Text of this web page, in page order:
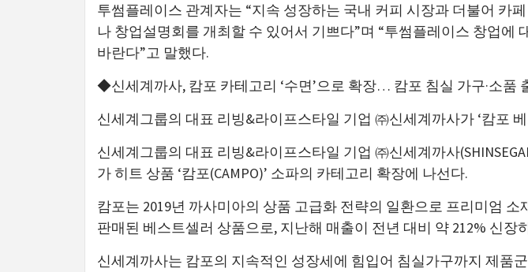
투썸플레이스 관계자는 “지속 성장하는 국내 커피 시장과 더불어 카
나 창업설명회를 개최할 수 있어서 기쁘다”며 “투썸플레이스 창업
바란다”고 말했다.
◆신세계까사, 캄포 카테고리 ‘수면’으로 확장… 캄포 침실 가구·소품
신세계그룹의 대표 리빙&라이프스타일 기업 ㈜신세계까사가 ‘캄포
신세계그룹의 대표 리빙&라이프스타일 기업 ㈜신세계까사
가 히트 상품 ‘캄포(CAMPO)’ 소파의 카테고리 확장에 나선다.
캄포는 2019년 까사미아의 상품 고급화 전략의 일환으로 프리미엄
판매된 베스트셀러 상품으로, 지난해 매출이 전년 대비 약 212% 신
신세계까사는 캄포의 지속적인 성장세에 힘입어 침실가구까지 제품